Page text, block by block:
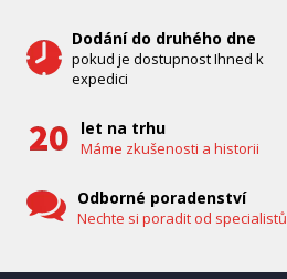
Dodání do druhého dne
pokud je dostupnost Ihned k
expedici
let na trhu
Máme zkušenosti a historii
Odborné poradenství
Nechte si poradit od specialistů